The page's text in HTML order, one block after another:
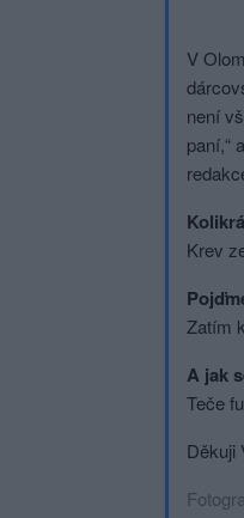
V
není
paní,“
Krev
Zatím
A jak
Teče
Děkuji